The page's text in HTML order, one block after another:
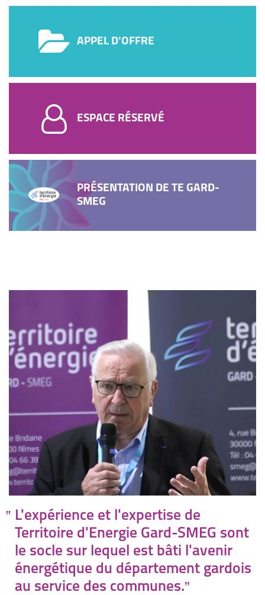
APPEL D'OFFRE
ESPACE RÉSERVÉ
PRÉSENTATION DE TE GARD-
SMEG
L'expérience et l'expertise de
Territoire d'Energie Gard-SMEG sont
le socle sur lequel est bâti l'avenir
énergétique du département gardois
au service des communes.